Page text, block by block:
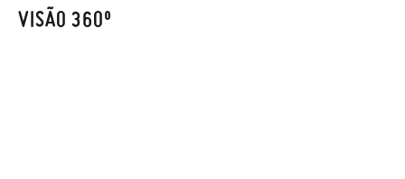
também será gratuita. Não tem que se preocupar com nada.
VISÃO 360º